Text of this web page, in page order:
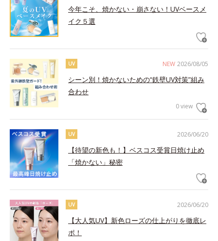
今年こそ、焼かない・崩さない！UVベースメ
イク５選
NEW 2026/08/05
UV
シーン別！焼かないための“鉄壁UV対策”組み
合わせ
0 view
2026/06/20
UV
【待望の新色も！】ベスコス受賞日焼け止め
「焼かない」秘密
2026/06/20
UV
【大人気UV】新色ローズの仕上がりを徹底レ
ポ！